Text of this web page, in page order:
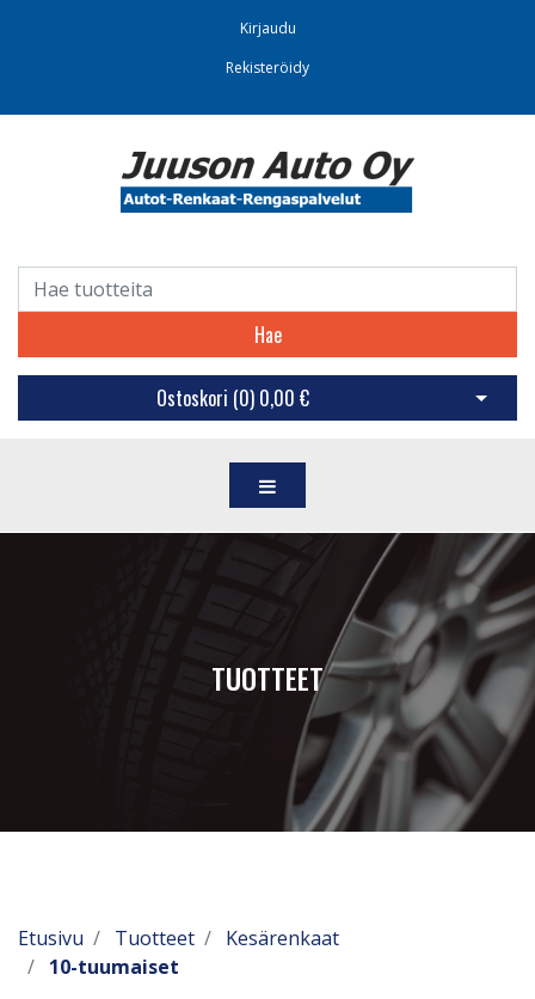
Kirjaudu
Rekisteröidy
Hae
Ostoskori (0) 0,00 € Avaa
TUOTTEET
Etusivu Tuotteet
Kesärenkaat
10-tuumaiset